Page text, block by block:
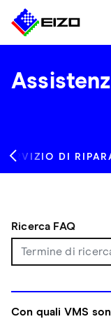
SERVIZIO DI
Ricerca FAQ
Con quali VMS